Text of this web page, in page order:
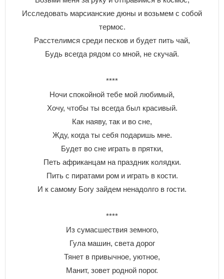
Исследовать марсианские дюны и возьмем с собой
термос.
Расстелимся среди песков и будет пить чай,
Будь всегда рядом со мной, не скучай.
****
Ночи спокойной тебе мой любимый,
Хочу, чтобы ты всегда был красивый.
Как наяву, так и во сне,
Жду, когда ты себя подаришь мне.
Будет во сне играть в прятки,
Петь африканцам на праздник колядки.
Пить с пиратами ром и играть в кости.
И к самому Богу зайдем ненадолго в гости.
****
Из сумасшествия земного,
Гула машин, света дорог
Тянет в привычное, уютное,
Манит, зовет родной порог.